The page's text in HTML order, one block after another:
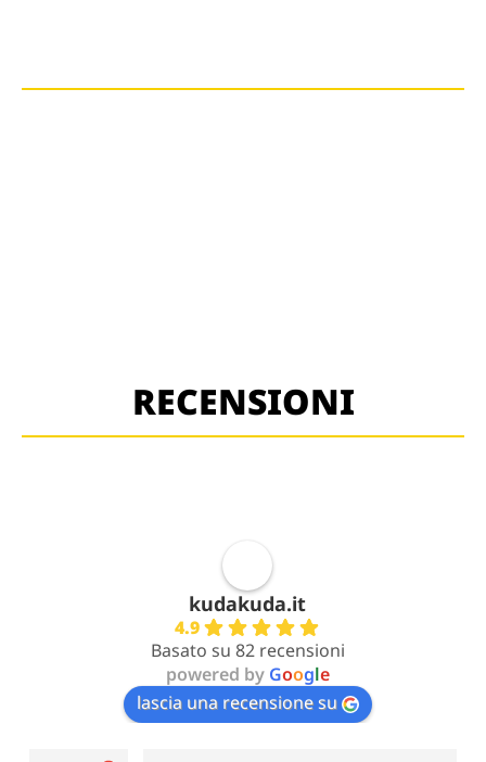
RECENSIONI
kudakuda.it
4.9
Basato su 82 recensioni
powered by Google
lascia una recensione su